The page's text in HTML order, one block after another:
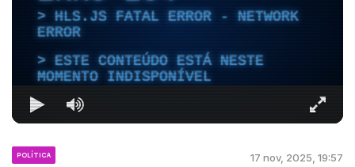
HLS.JS FATAL ERROR - NETWORK
ERROR
ESTE CONTEÚDO ESTÁ NESTE
MOMENTO INDISPONÍVEL
POLÍTICA 17 nov, 2025, 19:57